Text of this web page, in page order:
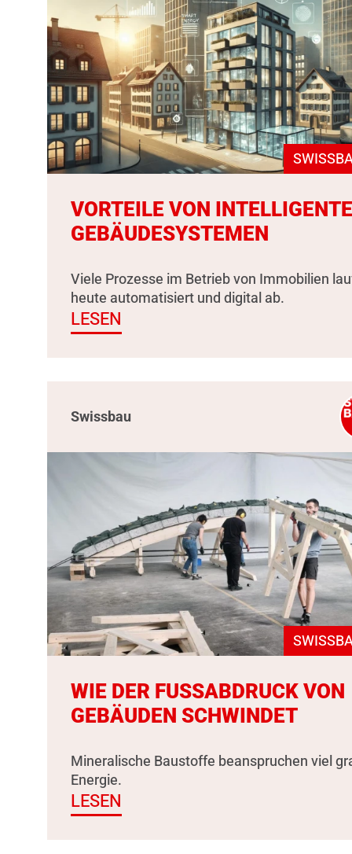
VORTEILE VON
GEBÄUDESYSTEMEN
Viele Prozesse im Betrieb von Immobilien
heute automatisiert und digital ab.
LESEN
Swissbau
WIE DER FUSSABDRUCK VON
GEBÄUDEN SCHWINDET
Mineralische Baustoffe beanspruchen viel
Energie.
LESEN